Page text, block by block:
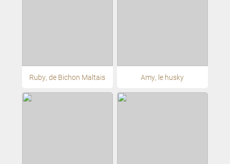
Ruby, de Bichon Maltais Amy, le husky